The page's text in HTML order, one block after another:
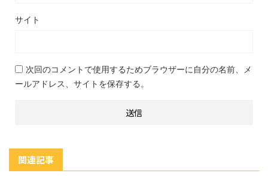
サイト
次回のコメントで使用するためブラウザーに自分の名前、メ
ールアドレス、サイトを保存する。
関連記事